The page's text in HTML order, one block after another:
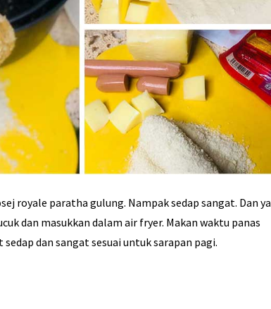
royale paratha gulung. Nampak sedap sangat. Dan
dan masukkan dalam air fryer. Makan waktu panas
dan sangat sesuai untuk sarapan pagi.